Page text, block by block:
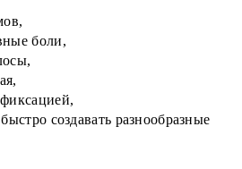
боли,
создавать разнообразные